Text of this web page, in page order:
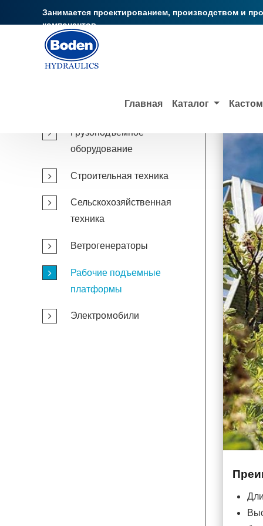
Занимается проектированием, производством и
компонентов
Главная Каталог
Грузоподъемное
оборудование
Cтроительная техника
Сельскохозяйственная
техника
Ветрогенераторы
Рабочие подъемные
платформы
Электромобили